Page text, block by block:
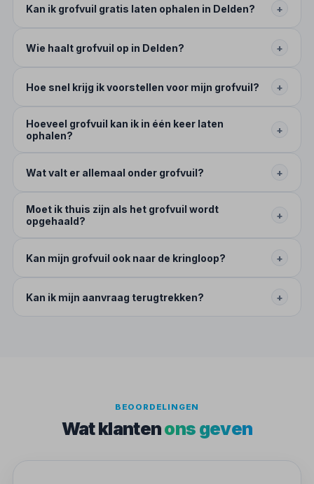
Kan ik grofvuil gratis laten ophalen in Delden? +
Wie haalt grofvuil op in Delden? +
Hoe snel krijg ik voorstellen voor mijn grofvuil? +
Hoeveel grofvuil kan ik in één keer laten
ophalen?
+
Wat valt er allemaal onder grofvuil? +
Moet ik thuis zijn als het grofvuil wordt
opgehaald?
+
Kan mijn grofvuil ook naar de kringloop? +
Kan ik mijn aanvraag terugtrekken? +
BEOORDELINGEN
Wat klantenons geven